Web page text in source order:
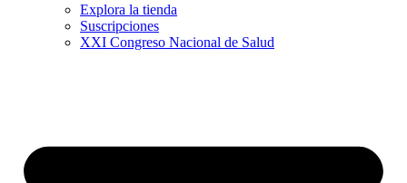
Explora la tienda
Suscripciones
XXI Congreso Nacional de Salud